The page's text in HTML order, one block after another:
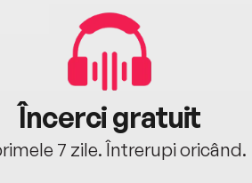
Încerci gratuit
7 zile. Întrerupi oricând.